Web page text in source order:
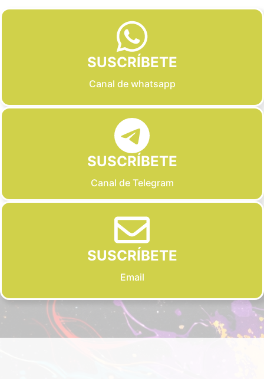
SUSCRÍBETE
Canal de whatsapp
SUSCRÍBETE
Canal de Telegram
SUSCRÍBETE
Email